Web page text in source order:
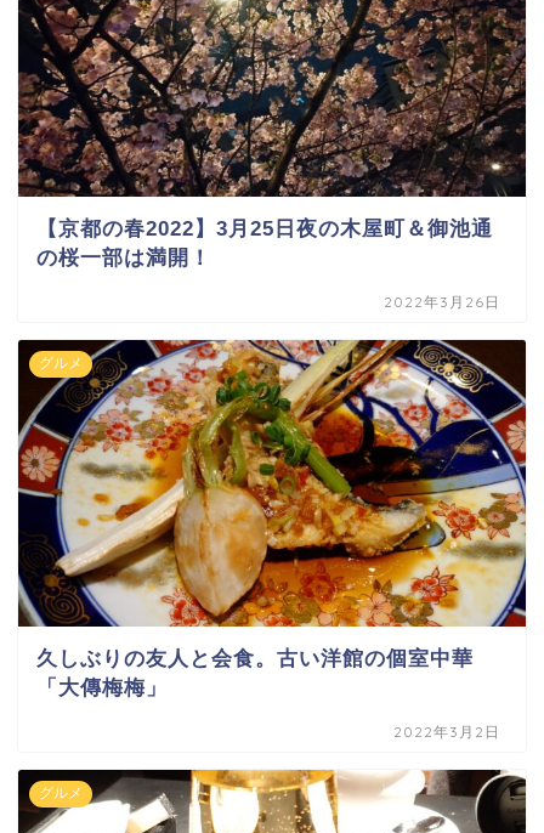
【京都の春2022】3月25日夜の木屋町＆御池通
の桜一部は満開！
2022年3月26日
グルメ
久しぶりの友人と会食。古い洋館の個室中華
「大傳梅梅」
2022年3月2日
グルメ